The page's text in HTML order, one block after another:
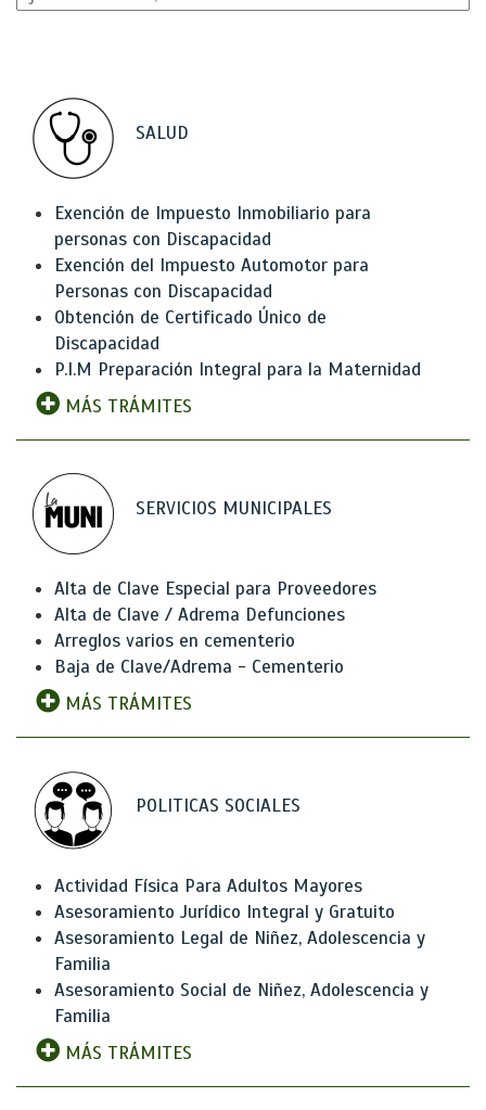
SALUD
Exención de Impuesto Inmobiliario para
personas con Discapacidad
Exención del Impuesto Automotor para
Personas con Discapacidad
Obtención de Certificado Único de
Discapacidad
P.I.M Preparación Integral para la Maternidad
MÁS TRÁMITES
SERVICIOS MUNICIPALES
Alta de Clave Especial para Proveedores
Alta de Clave / Adrema Defunciones
Arreglos varios en cementerio
Baja de Clave/Adrema - Cementerio
MÁS TRÁMITES
POLITICAS SOCIALES
Actividad Física Para Adultos Mayores
Asesoramiento Jurídico Integral y Gratuito
Asesoramiento Legal de Niñez, Adolescencia y
Familia
Asesoramiento Social de Niñez, Adolescencia y
Familia
MÁS TRÁMITES